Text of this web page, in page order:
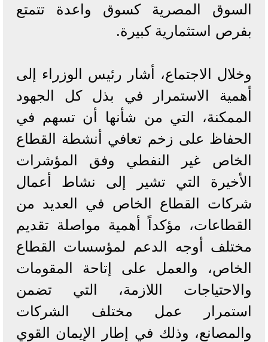
السوق المصرية كسوق واعدة تتمتع
بفرص استثمارية كبيرة.
وخلال الاجتماع، أشار رئيس الوزراء إلى
أهمية الاستمرار في بذل كل الجهود
الممكنة، التي من شأنها أن تسهم في
الحفاظ على زخم تعافي أنشطة القطاع
الخاص غير النفطي وفق المؤشرات
الأخيرة التي تشير إلى نشاط أعمال
شركات القطاع الخاص في العديد من
القطاعات، مؤكداً أهمية مواصلة تقديم
مختلف أوجه الدعم لمؤسسات القطاع
الخاص، والعمل على إتاحة المقومات
والاحتياجات اللازمة، التي تضمن
استمرار عمل مختلف الشركات
والمصانع، وذلك في إطار الإيمان القوي